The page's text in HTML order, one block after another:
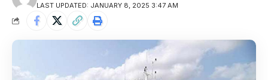
LAST UPDATED: JANUARY 8, 2025 3:47 AM